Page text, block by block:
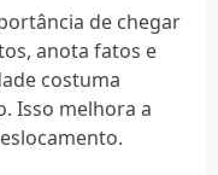
de chegar
anota fatos e
costuma
Isso melhora a